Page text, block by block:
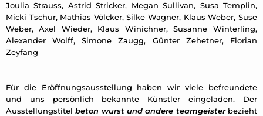
Joulia Strauss, Astrid Stricker, Megan Sullivan, Susa Templin,
Micki Tschur, Mathias Völcker, Silke Wagner, Klaus Weber, Suse
Weber, Axel Wieder, Klaus Winichner, Susanne Winterling,
Alexander Wolff, Simone Zaugg, Günter Zehetner, Florian
Zeyfang
Für die Eröffnungsausstellung haben wir viele befreundete
und uns persönlich bekannte Künstler eingeladen. Der
Ausstellungstitelbeton wurst und andere teamgeisterbezieht